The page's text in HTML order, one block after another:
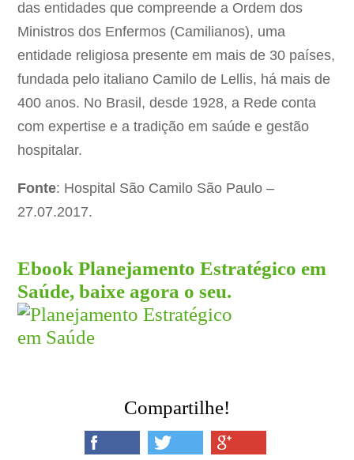
das entidades que compreende a Ordem dos
Ministros dos Enfermos (Camilianos), uma
entidade religiosa presente em mais de 30 países,
fundada pelo italiano Camilo de Lellis, há mais de
400 anos. No Brasil, desde 1928, a Rede conta
com expertise e a tradição em saúde e gestão
hospitalar.
Fonte: Hospital São Camilo São Paulo –
27.07.2017.
Ebook Planejamento Estratégico em
Saúde, baixe agora o seu.
Compartilhe!